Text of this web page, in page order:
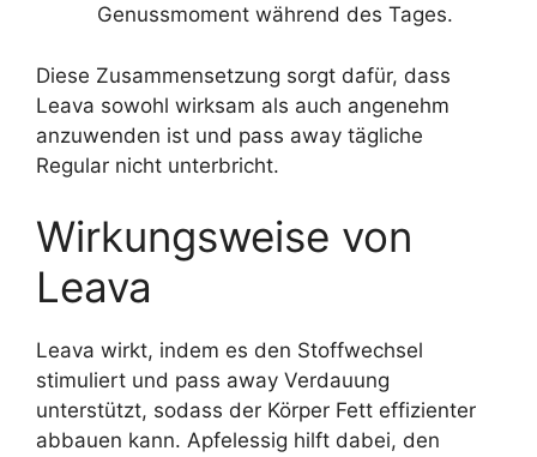
Genussmoment während des Tages.
Diese Zusammensetzung sorgt dafür, dass
Leava sowohl wirksam als auch angenehm
anzuwenden ist und pass away tägliche
Regular nicht unterbricht.
Wirkungsweise von
Leava
Leava wirkt, indem es den Stoffwechsel
stimuliert und pass away Verdauung
unterstützt, sodass der Körper Fett effizienter
abbauen kann. Apfelessig hilft dabei, den